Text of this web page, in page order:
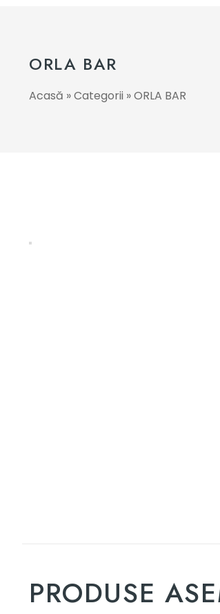
ORLA BAR
Acasă »Categorii »ORLA BAR
PRODUSE